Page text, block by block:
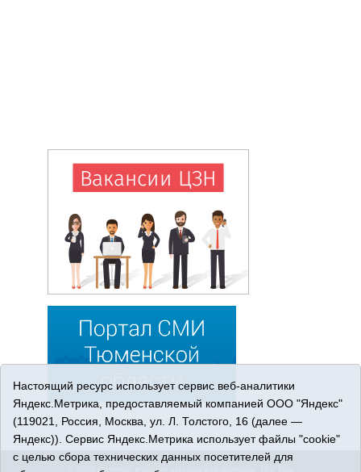
© 2026 Сетевое издание «Ишимская правда». 16+. Все
Настоящий ресурс использует сервис веб-аналитики
Яндекс.Метрика, предоставляемый компанией ООО "Яндекс"
(119021, Россия, Москва, ул. Л. Толстого, 16 (далее —
Яндекс)). Сервис Яндекс.Метрика использует файлы "cookie"
с целью сбора технических данных посетителей для